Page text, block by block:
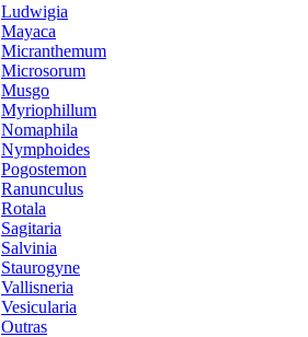
Ludwigia
Mayaca
Micranthemum
Microsorum
Musgo
Myriophillum
Nomaphila
Nymphoides
Pogostemon
Ranunculus
Rotala
Sagitaria
Salvinia
Staurogyne
Vallisneria
Vesicularia
Outras